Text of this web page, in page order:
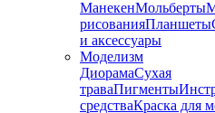
МанекенМольберты
рисованияПланшеты
и аксессуары
Моделизм
ДиорамаСухая
траваПигменты
средстваКраска для